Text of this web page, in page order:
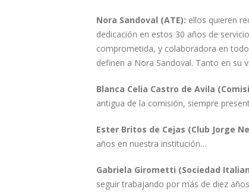
Nora Sandoval (ATE): ellos quieren
dedicación en estos 30 años de
comprometida, y colaboradora en
definen a Nora Sandoval. Tanto en su
Blanca Celia Castro de Avila
antigua de la comisión, siempre
Ester Britos de Cejas (Club Jorge
años en nuestra institución…
Gabriela Girometti (Sociedad
seguir trabajando por más de diez